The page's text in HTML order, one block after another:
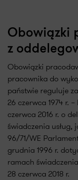
Obowiązki
z
Obowiązki
pracownika do
państwie reguluje
26 czerwca 1974 r.
czerwca 2016 r. o
świadczenia
96/71/WE
grudnia 1996 r.
ramach
28 czerwca 2018 r.